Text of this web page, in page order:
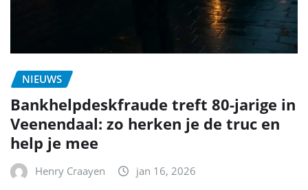
NIEUWS
Bankhelpdeskfraude treft 80-jarige in
Veenendaal: zo herken je de truc en
help je mee
Henry Craayen jan 16, 2026